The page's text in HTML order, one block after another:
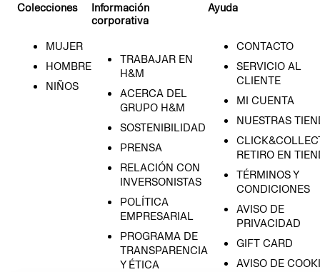
Colecciones
MUJER
HOMBRE
NIÑOS
Información
corporativa
TRABAJAR EN
H&M
ACERCA DEL
GRUPO H&M
SOSTENIBILIDAD
PRENSA
RELACIÓN CON
INVERSONISTAS
POLÍTICA
EMPRESARIAL
PROGRAMA DE
TRANSPARENCIA
Y ÉTICA
Ayuda
CONTACTO
SERVICIO AL
CLIENTE
MI CUENTA
NUESTRAS
RETIRO EN
TÉRMINOS Y
CONDICIONES
AVISO DE
PRIVACIDAD
GIFT CARD
AVISO DE